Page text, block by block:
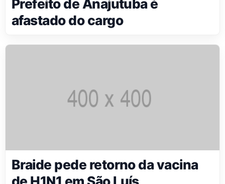
Prefeito de Anajutuba é
afastado do cargo
Braide pede retorno da vacina